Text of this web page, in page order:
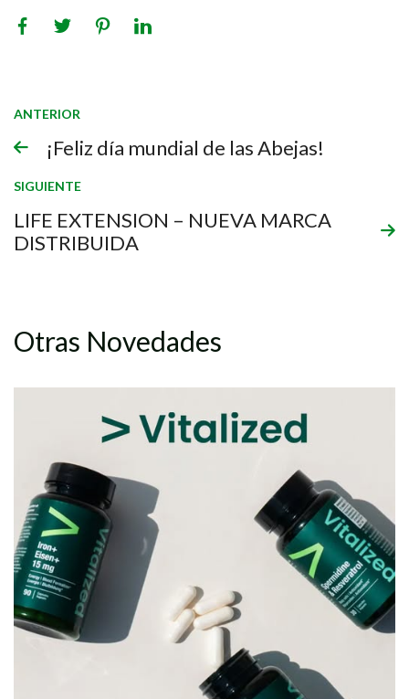
ANTERIOR
¡Feliz día mundial de las Abejas!
SIGUIENTE
LIFE EXTENSION – NUEVA MARCA
DISTRIBUIDA
Otras Novedades